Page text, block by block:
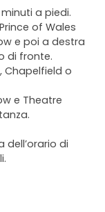
a piedi.
of Wales
e poi a destra
di fronte.
Chapelfield o
e Theatre
dell’orario di